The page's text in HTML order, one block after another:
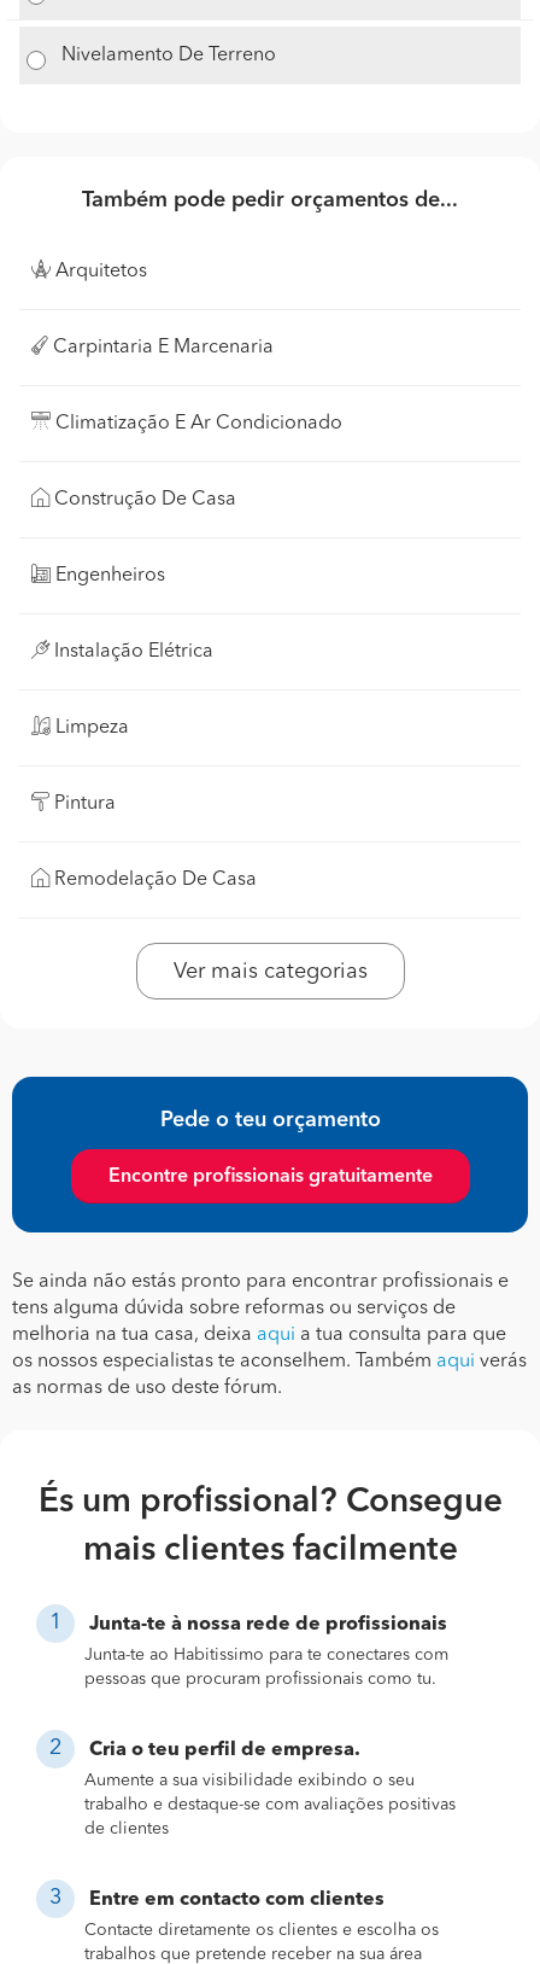
Nivelamento De Terreno
Também pode pedir orçamentos de...
Arquitetos
Carpintaria E Marcenaria
Climatização E Ar Condicionado
Construção De Casa
Engenheiros
Instalação Elétrica
Limpeza
Pintura
Remodelação De Casa
Ver mais categorias
Pede o teu orçamento
Encontre profissionais gratuitamente
Se ainda não estás pronto para encontrar profissionais e
tens alguma dúvida sobre reformas ou serviços de
melhoria na tua casa, deixa aqui a tua consulta para que
os nossos especialistas te aconselhem. Também aqui verás
as normas de uso deste fórum.
És um profissional? Consegue
mais clientes facilmente
Junta-te à nossa rede de profissionais
Junta-te ao Habitissimo para te conectares com
pessoas que procuram profissionais como tu.
Cria o teu perfil de empresa.
Aumente a sua visibilidade exibindo o seu
trabalho e destaque-se com avaliações positivas
de clientes
Entre em contacto com clientes
Contacte diretamente os clientes e escolha os
trabalhos que pretende receber na sua área